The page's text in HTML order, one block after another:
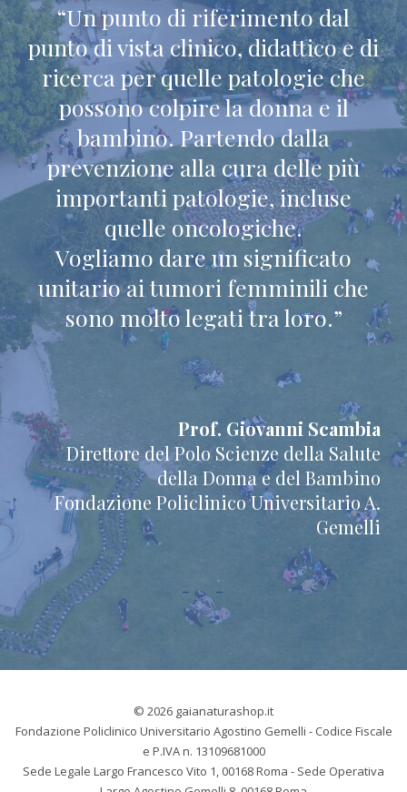
“Un punto di riferimento dal
punto di vista clinico, didattico e di
ricerca per quelle patologie che
possono colpire la donna e il
bambino. Partendo dalla
prevenzione alla cura delle più
importanti patologie, incluse
quelle oncologiche.
Vogliamo dare un significato
unitario ai tumori femminili che
sono molto legati tra loro.”
Prof. Giovanni Scambia
Direttore del Polo Scienze della Salute
della Donna e del Bambino
Fondazione Policlinico Universitario A.
Gemelli
© 2026 gaianaturashop.it
Fondazione Policlinico Universitario Agostino Gemelli - Codice Fiscale
e P.IVA n. 13109681000
Sede Legale Largo Francesco Vito 1, 00168 Roma - Sede Operativa